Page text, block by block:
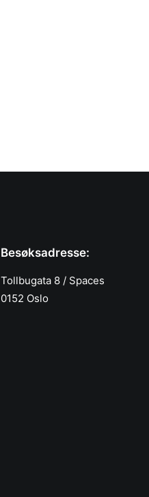
Besøksadresse:
Tollbugata 8 / Spaces
0152 Oslo